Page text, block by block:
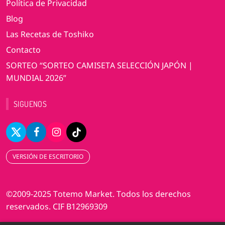
Política de Privacidad
Blog
Las Recetas de Toshiko
Contacto
SORTEO “SORTEO CAMISETA SELECCIÓN JAPÓN |
MUNDIAL 2026”
SIGUENOS
VERSIÓN DE ESCRITORIO
©2009-2025 Totemo Market. Todos los derechos
reservados. CIF B12969309